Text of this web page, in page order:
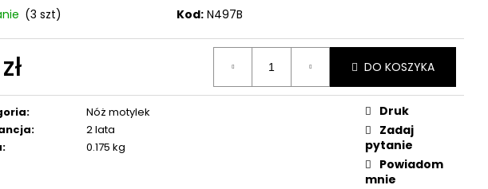
(3 szt) Kod: N497B
DO KOSZYKA
:
Nóż motylek
:
2 lata
: 0.175 kg
Druk
Zadaj
pytanie
Powiadom
mnie